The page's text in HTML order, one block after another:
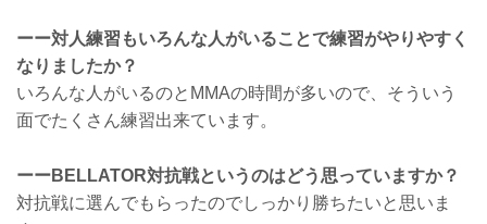
ーー対人練習もいろんな人がいることで練習がやりやすく
なりましたか？
いろんな人がいるのとMMAの時間が多いので、そういう
面でたくさん練習出来ています。
ーーBELLATOR対抗戦というのはどう思っていますか？
対抗戦に選んでもらったのでしっかり勝ちたいと思いま